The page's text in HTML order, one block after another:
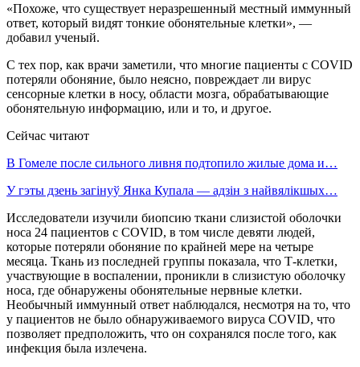
«Похоже, что существует неразрешенный местный иммунный
ответ, который видят тонкие обонятельные клетки», —
добавил ученый.
С тех пор, как врачи заметили, что многие пациенты с COVID
потеряли обоняние, было неясно, повреждает ли вирус
сенсорные клетки в носу, области мозга, обрабатывающие
обонятельную информацию, или и то, и другое.
Сейчас читают
В Гомеле после сильного ливня подтопило жилые дома и…
У гэты дзень загінуў Янка Купала — адзін з найвялікшых…
Исследователи изучили биопсию ткани слизистой оболочки
носа 24 пациентов с COVID, в том числе девяти людей,
которые потеряли обоняние по крайней мере на четыре
месяца. Ткань из последней группы показала, что Т-клетки,
участвующие в воспалении, проникли в слизистую оболочку
носа, где обнаружены обонятельные нервные клетки.
Необычный иммунный ответ наблюдался, несмотря на то, что
у пациентов не было обнаруживаемого вируса COVID, что
позволяет предположить, что он сохранялся после того, как
инфекция была излечена.